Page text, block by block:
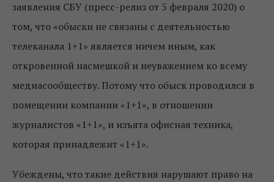
заявления СБУ (пресс-релиз от 5 февраля 2020) о
том, что «обыски не связаны с деятельностью
телеканала 1+1» является ничем иным, как
откровенной насмешкой и неуважением ко всему
медиасообществу. Потому что обыск проводился в
помещении компании «1+1», в отношении
журналистов «1+1», и изъята офисная техника,
которая принадлежит «1+1».
Убеждены, что такие действия нарушают право на